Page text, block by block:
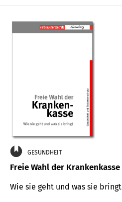
GESUNDHEIT
Freie Wahl der Krankenkasse
Wie sie geht und was sie bringt